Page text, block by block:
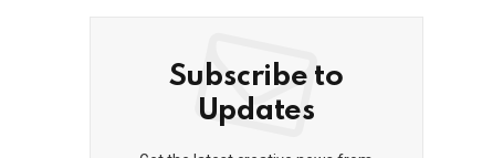
Subscribe to
Updates